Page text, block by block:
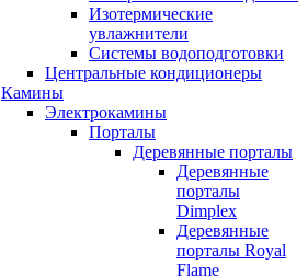
Изотермические
увлажнители
Системы водоподготовки
Центральные кондиционеры
Камины
Электрокамины
Порталы
Деревянные порталы
Деревянные
порталы
Dimplex
Деревянные
порталы Royal
Flame